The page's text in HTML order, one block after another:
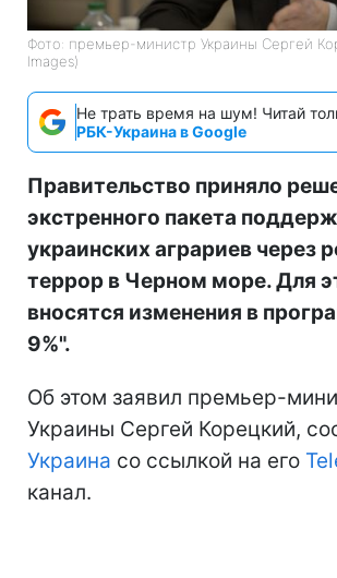
Фото: премьер-министр Украины Сергей
Images)
Не трать время на шум! Читай
РБК-Украина в Google
Правительство приняло
экстренного пакета
украинских аграриев через
террор в Черном море. Для
вносятся изменения в
9%".
Об этом заявил премьер-
Украины Сергей Корецкий,
Украина со ссылкой на его
канал.